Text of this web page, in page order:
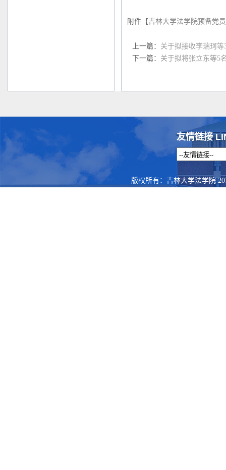
附件【吉林大学法学院预备党
上一篇： 关于拟接收李瑞珂
下一篇： 关于拟将张立东等5
友情链接
版权所有：吉林大学法学院